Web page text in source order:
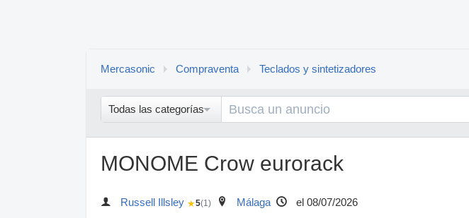
Mercasonic Compraventa Teclados y sintetizadores
Todas las categorías
MONOME Crow eurorack
Russell Illsley ★5(1) Málaga el 08/07/2026